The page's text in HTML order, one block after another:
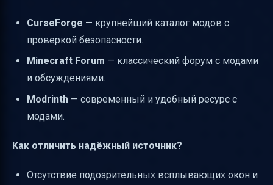
CurseForge — крупнейший каталог модов с
проверкой безопасности.
Minecraft Forum — классический форум с модами
и обсуждениями.
Modrinth — современный и удобный ресурс с
модами.
Как отличить надёжный источник?
Отсутствие подозрительных всплывающих окон и